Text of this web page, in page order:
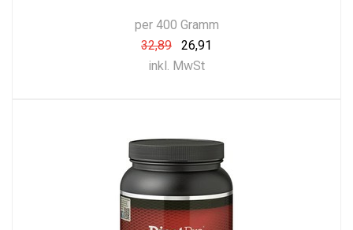
per 400 Gramm
32,89
26,91
inkl. MwSt